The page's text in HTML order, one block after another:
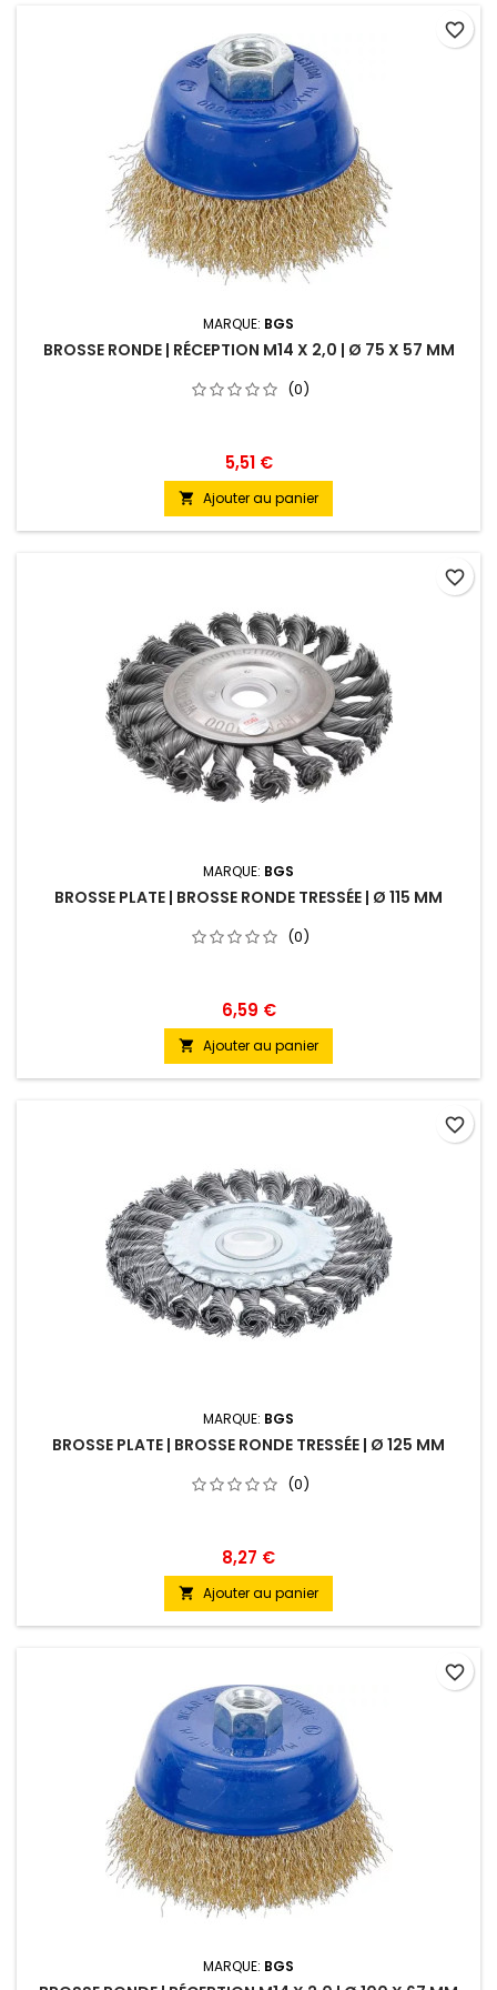
MARQUE: BGS
BROSSE RONDE | RÉCEPTION M14 X 2,0 | Ø 75 X 57 MM
(0)
5,51 €
 Ajouter au panier
favorite_border
MARQUE: BGS
BROSSE PLATE | BROSSE RONDE TRESSÉE | Ø 115 MM
(0)
6,59 €
 Ajouter au panier
favorite_border
MARQUE: BGS
BROSSE PLATE | BROSSE RONDE TRESSÉE | Ø 125 MM
(0)
8,27 €
 Ajouter au panier
favorite_border
MARQUE: BGS
favorite_border